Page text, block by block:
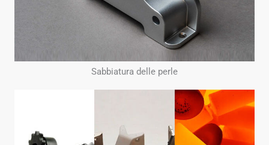
Sabbiatura delle perle